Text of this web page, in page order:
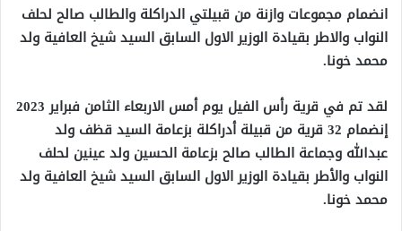
انضمام مجموعات وازنة من قبيلتي الدراكلة والطالب صالح لحلف
النواب والاطر بقيادة الوزير الاول السابق السيد شيخ العافية ولد
محمد خونا.
لقد تم في قرية رأس الفيل يوم أمس الاربعاء الثامن فبراير 2023
إنضمام 32 قرية من قبيلة أدراكلة بزعامة السيد قظف ولد
عبدالله وجماعة الطالب صالح بزعامة الحسين ولد عينين لحلف
النواب والأطر بقيادة الوزير الاول السابق السيد شيخ العافية ولد
محمد خونا.